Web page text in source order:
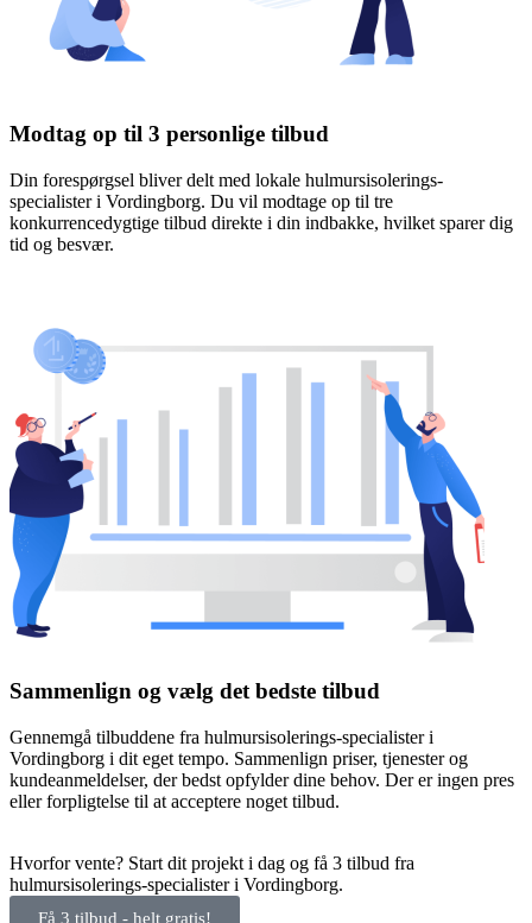
Modtag op til 3 personlige tilbud
Din forespørgsel bliver delt med lokale hulmursisolerings-
specialister i Vordingborg. Du vil modtage op til tre
konkurrencedygtige tilbud direkte i din indbakke, hvilket sparer dig
tid og besvær.
Sammenlign og vælg det bedste tilbud
Gennemgå tilbuddene fra hulmursisolerings-specialister i
Vordingborg i dit eget tempo. Sammenlign priser, tjenester og
kundeanmeldelser, der bedst opfylder dine behov. Der er ingen pres
eller forpligtelse til at acceptere noget tilbud.
Hvorfor vente? Start dit projekt i dag og få 3 tilbud fra
hulmursisolerings-specialister i Vordingborg.
Få 3 tilbud - helt gratis!